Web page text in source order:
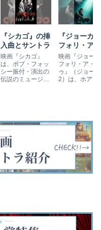
『シカゴ』の挿
入曲とサントラ
映画『シカゴ』
は、ボブ・フォッ
シー振付・演出の
伝説のミュージカ
し、アカデミー作
品賞など数々の賞
を受賞しました。
キャストが歌うミ
ュージカルナンバ
ー／サントラを紹
介します。
『ジョーカ
フォリ・ア
ゥ』の挿入曲
（24曲）と
トラ
映画『ジョー
フォリ・ア・ド
ゥ』（ジョー
2）は、ホアキ
ージカルシー
エンディング
ど、挿入曲と
トラを紹介しま